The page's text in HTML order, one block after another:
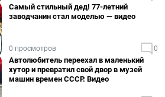
Самый стильный дед! 77-летний
заводчанин стал моделью — видео
0 просмотров 0
Автолюбитель переехал в маленький
хутор и превратил свой двор в музей
машин времен СССР. Видео